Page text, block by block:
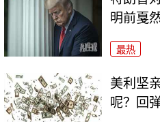
明前戛
最热
美利坚
呢？回